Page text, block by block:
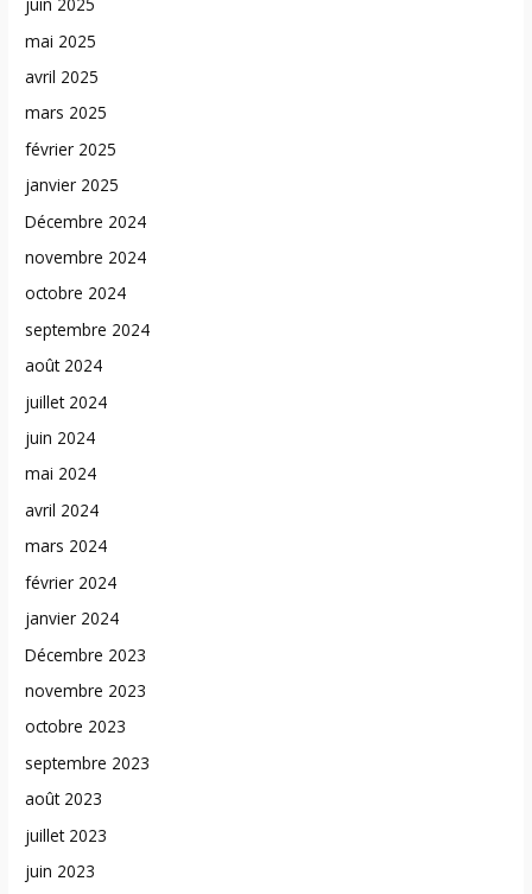
mai 2025
avril 2025
mars 2025
février 2025
janvier 2025
Décembre 2024
novembre 2024
octobre 2024
septembre 2024
août 2024
juillet 2024
juin 2024
mai 2024
avril 2024
mars 2024
février 2024
janvier 2024
Décembre 2023
novembre 2023
octobre 2023
septembre 2023
août 2023
juillet 2023
juin 2023